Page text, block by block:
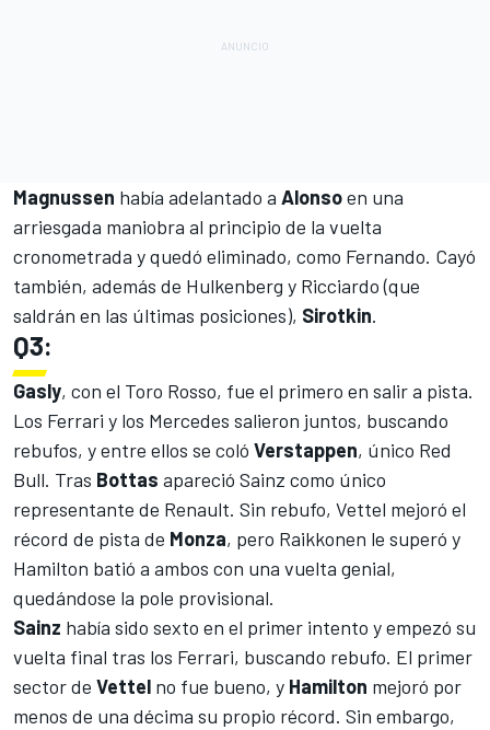
Magnussen había adelantado a Alonsoen una
arriesgada maniobra al principio de la vuelta
cronometrada y quedó eliminado, como Fernando. Cayó
también, además de Hulkenberg y Ricciardo (que
saldrán en las últimas posiciones), Sirotkin.
Q3:
Gasly, con el Toro Rosso, fue el primero en salir a pista.
Los Ferrari y los Mercedes salieron juntos, buscando
rebufos, y entre ellos se coló Verstappen, único Red
Bull. Tras Bottas apareció Sainz como único
representante de Renault. Sin rebufo, Vettel mejoró el
récord de pista de Monza, pero Raikkonen le superó y
Hamilton batió a ambos con una vuelta genial,
quedándose la pole provisional.
Sainz había sido sexto en el primer intento y empezó su
vuelta final tras los Ferrari, buscando rebufo. El primer
sector de Vettel no fue bueno, y Hamilton mejoró por
menos de una décima su propio récord. Sin embargo,